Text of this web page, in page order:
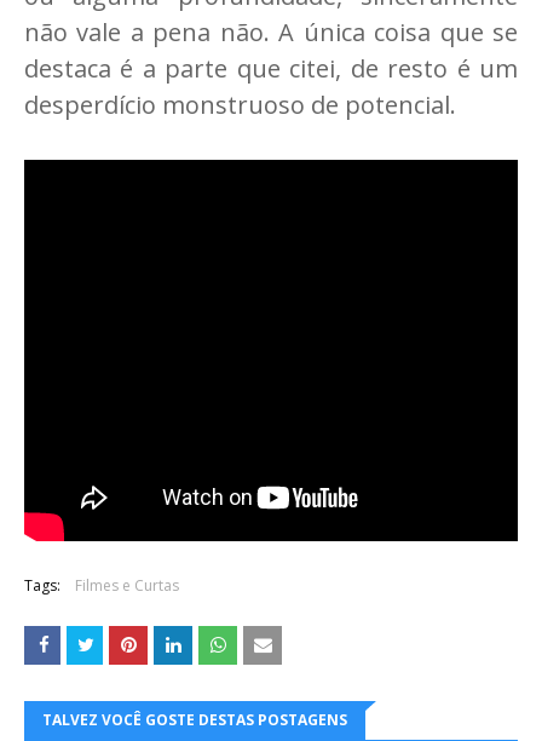
não vale a pena não. A única coisa que se
destaca é a parte que citei, de resto é um
desperdício monstruoso de potencial.
Tags: Filmes e Curtas
TALVEZ VOCÊ GOSTE DESTAS POSTAGENS